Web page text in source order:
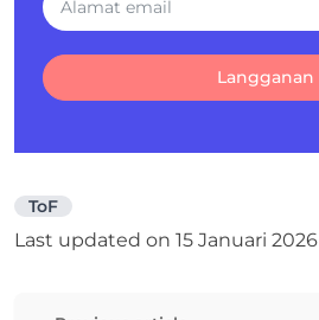
Langganan
ToF
Last updated on 15 Januari 2026